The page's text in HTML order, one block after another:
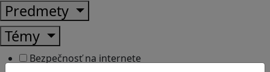
Predmety
Témy
Bezpečnosť na internete